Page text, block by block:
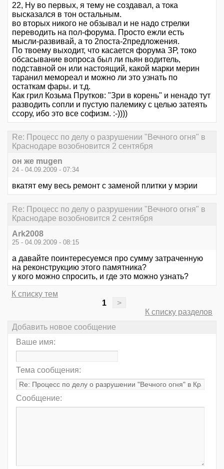
22, Ну во первых, я тему не создавал, а тока
высказался в тон остальным.
во вторых никого не обзывал и не надо стрелки
переводить на пол-форума. Просто ежли есть
мысли-развивай, а то 2поста-2предложения.
По твоему выходит, что касается форума ЗР, токо
обсасывание вопроса был ли пьян водитель,
подставной он или настоящий, какой марки мерин
таранил мемореал и можно ли это узнать по
остаткам фары. и т.д.
Как грил Козьма Прутков: "Зри в корень" и ненадо тут
разводить сопли и пустую палемику с целью затеять
ссору, ибо это все софизм. :-))))
Re: Процесс по делу о разрушении "Вечного огня" в
Краснодаре возобновится 2 сентября
он же mugen
24 - 04.09.2009 - 07:34
вкатят ему весь ремонт с заменой плитки у мэрии
Re: Процесс по делу о разрушении "Вечного огня" в
Краснодаре возобновится 2 сентября
Ark2008
25 - 04.09.2009 - 08:15
а давайте поинтересуемся про сумму затраченную
на реконструкцию этого памятника?
у кого можно спросить, и где это можно узнать?
К списку тем
1
>
К списку разделов
Добавить новое сообщение
Ваше имя:
Тема сообщения:
Сообщение: